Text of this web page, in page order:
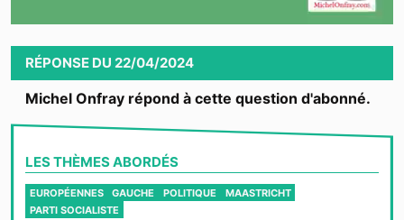
Video
RÉPONSE DU 22/04/2024
Michel Onfray répond à cette question d'abonné.
LES THÈMES ABORDÉS
EUROPÉENNES GAUCHE POLITIQUE
MAASTRICHT
PARTI SOCIALISTE